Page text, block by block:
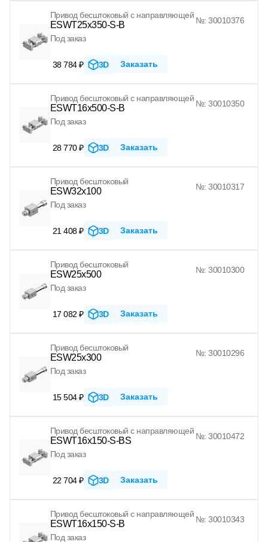
Привод бесштоковый с направляющей
ESWT25x350-S-B
№: 30010376
Под заказ
38 784 ₽ 3D Заказать
Привод бесштоковый с направляющей
ESWT16x500-S-B
№: 30010350
Под заказ
28 770 ₽ 3D Заказать
Привод бесштоковый
ESW32x100
№: 30010317
Под заказ
21 408 ₽ 3D Заказать
Привод бесштоковый
ESW25x500
№: 30010300
Под заказ
17 082 ₽ 3D Заказать
Привод бесштоковый
ESW25x300
№: 30010296
Под заказ
15 504 ₽ 3D Заказать
Привод бесштоковый с направляющей
ESWT16x150-S-BS
№: 30010472
Под заказ
22 704 ₽ 3D Заказать
Привод бесштоковый с направляющей
ESWT16x150-S-B
№: 30010343
Под заказ